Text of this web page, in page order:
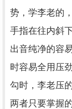
势，学李老的
手指在往内斜
出音纯净的容
时容易全用压
勾时，李老压
两者只要掌握